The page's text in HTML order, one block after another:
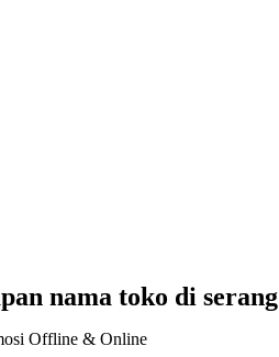
nama toko di serang
Offline & Online